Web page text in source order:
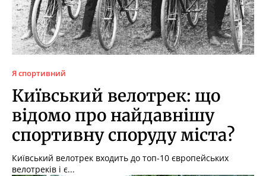
Я спортивний
Київський велотрек: що
відомо про найдавнішу
спортивну споруду міста?
Київський велотрек входить до топ-10 європейських
велотреків і є...